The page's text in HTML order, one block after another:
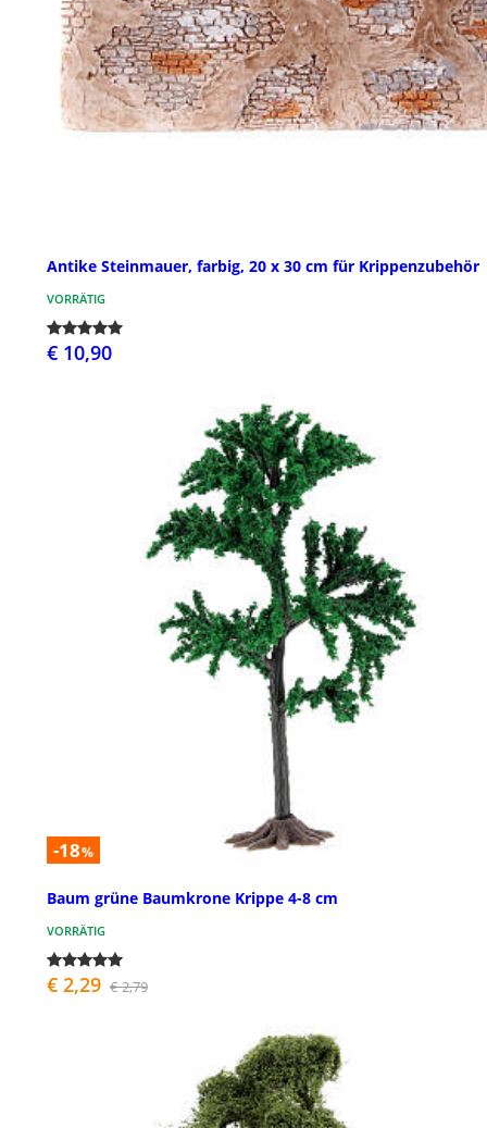
Antike Steinmauer, farbig, 20 x 30 cm für Krippenzubehör
VORRÄTIG
€ 10,90
-18%
Baum grüne Baumkrone Krippe 4-8 cm
VORRÄTIG
€ 2,29 € 2,79